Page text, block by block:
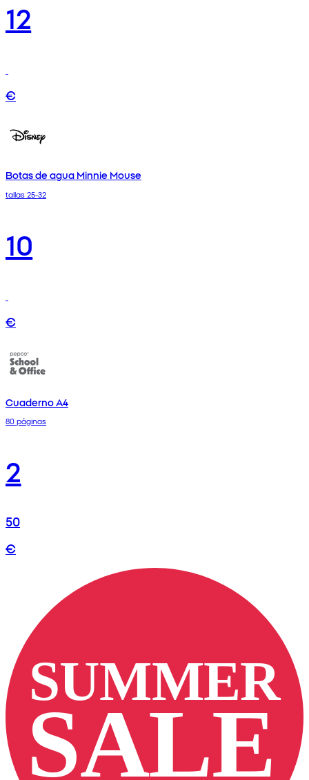
12
€
Botas de agua Minnie Mouse
tallas 25-32
10
€
Cuaderno A4
80 páginas
2
50
€